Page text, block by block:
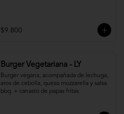
$9.800
Burger Vegetariana - LY
Burger vegana, acompañada de lechuga,
aros de cebolla, queso mozzarella y salsa
bbq. + canasto de papas fritas